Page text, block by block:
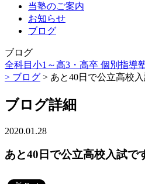
当塾のご案内
お知らせ
ブログ
ブログ
全科目小1～高3・高卒 個別指導
> ブログ > あと40日で公立高校
ブログ詳細
2020.01.28
あと40日で公立高校入試で